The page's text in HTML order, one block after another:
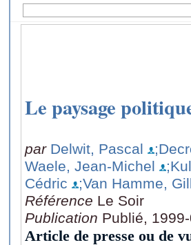
Le paysage
par Delwit, Pascal
Waele, Jean-Michel
Cédric
;Van Hamme,
Référence Le Soir
Publication Publié,
Article de presse ou de